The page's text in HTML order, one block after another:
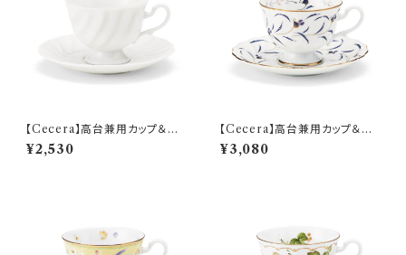
【Cecera】高台兼用カップ＆ソ
ーサー【CE1000-28K】
¥2,530
【Cecera】高台兼用カップ＆ソ
ーサー【CE1001-28K】
¥3,080